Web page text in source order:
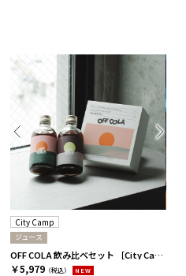
City Camp
ジュース
OFF COLA 飲み比べセット ［City Camp］
￥5,979 （税込） NEW